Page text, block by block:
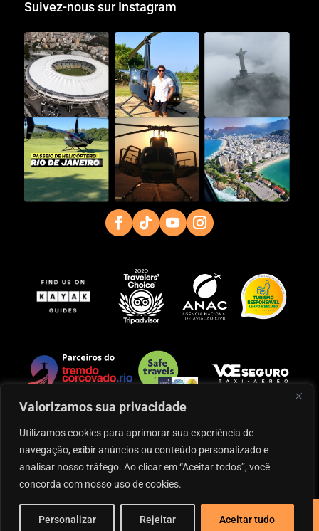
Valorizamos sua privacidade
Utilizamos cookies para aprimorar sua experiência de
navegação, exibir anúncios ou conteúdo personalizado e
analisar nosso tráfego. Ao clicar em “Aceitar todos”, você
concorda com nosso uso de cookies.
Personalizar Rejeitar Aceitar tudo
Suivez-nous sur Instagram
Operação das aeronaves: Infinity Serviços Aéreos
Especializados
58.237.268/0001-21